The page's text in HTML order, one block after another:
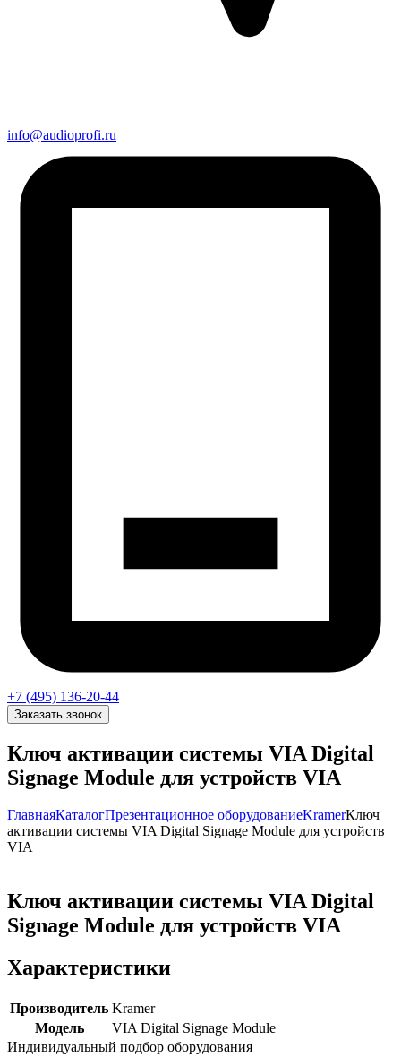
info@audioprofi.ru
+7 (495) 136-20-44
Заказать звонок
Ключ активации системы VIA Digital
Signage Module для устройств VIA
ГлавнаяКаталогПрезентационное оборудованиеKramerКлюч
активации системы VIA Digital Signage Module для устройств
VIA
Ключ активации системы VIA Digital
Signage Module для устройств VIA
Характеристики
Производитель Kramer
Модель
VIA Digital Signage Module
Индивидуальный подбор оборудования